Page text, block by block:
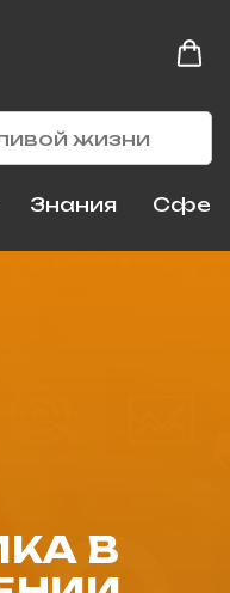
Знания
В